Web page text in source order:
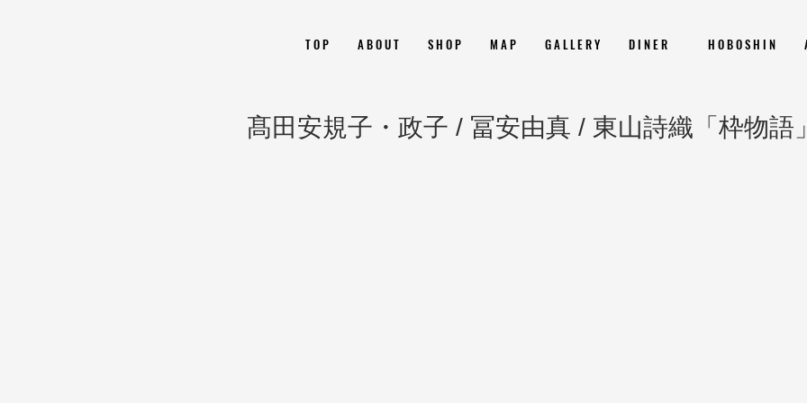
T O P A B O U T S H O P M A P G A L L E R Y D I N E R H O B O S H I N
髙田安規子・政子 / 冨安由真 / 東山詩織「枠物語」